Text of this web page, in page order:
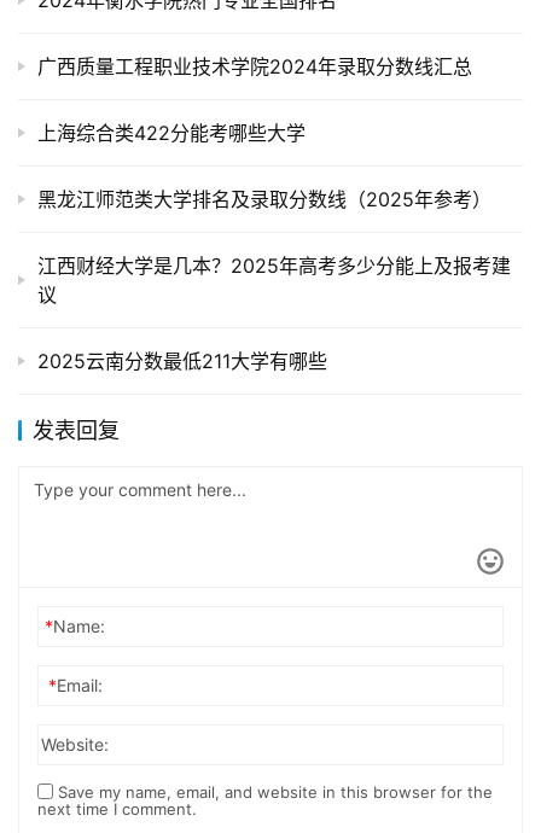
广西质量工程职业技术学院2024年录取分数线汇总
上海综合类422分能考哪些大学
黑龙江师范类大学排名及录取分数线（2025年参考）
江西财经大学是几本？2025年高考多少分能上及报考建
议
2025云南分数最低211大学有哪些
发表回复
*Name:
*Email:
Website:
Save my name, email, and website in this browser for the
next time I comment.